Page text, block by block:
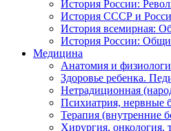
История России:
История СССР и
История всемирная:
История России:
Медицина
Анатомия и
Здоровье ребенка.
Нетрадиционная
Психиатрия, нервные
Терапия (внутренние
Хирургия, онкология,